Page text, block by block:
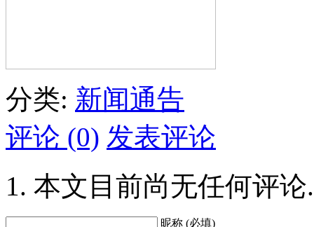
分类: 新闻通告
评论 (0) 发表评论
本文目前尚无任何评论.
昵称 (必填)